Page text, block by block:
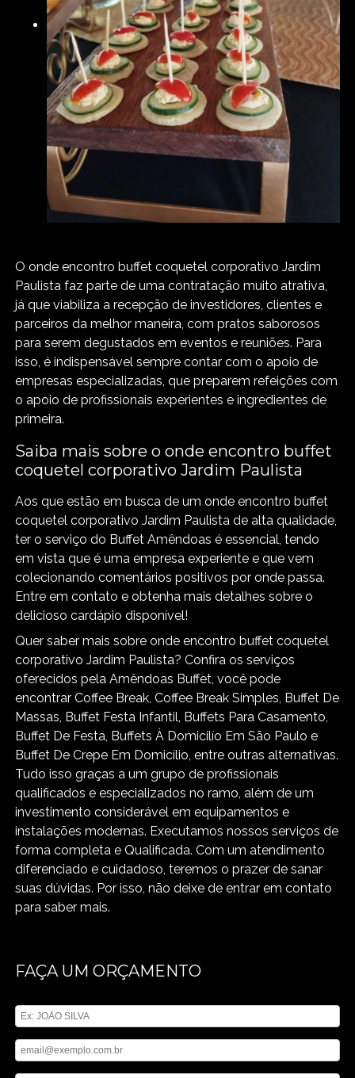
O onde encontro buffet coquetel corporativo Jardim
Paulista faz parte de uma contratação muito atrativa,
já que viabiliza a recepção de investidores, clientes e
parceiros da melhor maneira, com pratos saborosos
para serem degustados em eventos e reuniões. Para
isso, é indispensável sempre contar com o apoio de
empresas especializadas, que preparem refeições com
o apoio de profissionais experientes e ingredientes de
primeira.
Saiba mais sobre o onde encontro buffet
coquetel corporativo Jardim Paulista
Aos que estão em busca de um onde encontro buffet
coquetel corporativo Jardim Paulista de alta qualidade,
ter o serviço do Buffet Amêndoas é essencial, tendo
em vista que é uma empresa experiente e que vem
colecionando comentários positivos por onde passa.
Entre em contato e obtenha mais detalhes sobre o
delicioso cardápio disponível!
Quer saber mais sobre onde encontro buffet coquetel
corporativo Jardim Paulista? Confira os serviços
oferecidos pela Amêndoas Buffet, você pode
encontrar Coffee Break, Coffee Break Simples, Buffet De
Massas, Buffet Festa Infantil, Buffets Para Casamento,
Buffet De Festa, Buffets À Domicilío Em São Paulo e
Buffet De Crepe Em Domicílio, entre outras alternativas.
Tudo isso graças a um grupo de profissionais
qualificados e especializados no ramo, além de um
investimento considerável em equipamentos e
instalações modernas. Executamos nossos serviços de
forma completa e Qualificada. Com um atendimento
diferenciado e cuidadoso, teremos o prazer de sanar
suas dúvidas. Por isso, não deixe de entrar em contato
para saber mais.
FAÇA UM ORÇAMENTO